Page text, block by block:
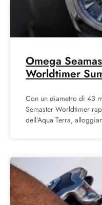
Omega
Worldtimer
Con un diametro di 43
Semaster Worldtimer
dell’Aqua Terra,